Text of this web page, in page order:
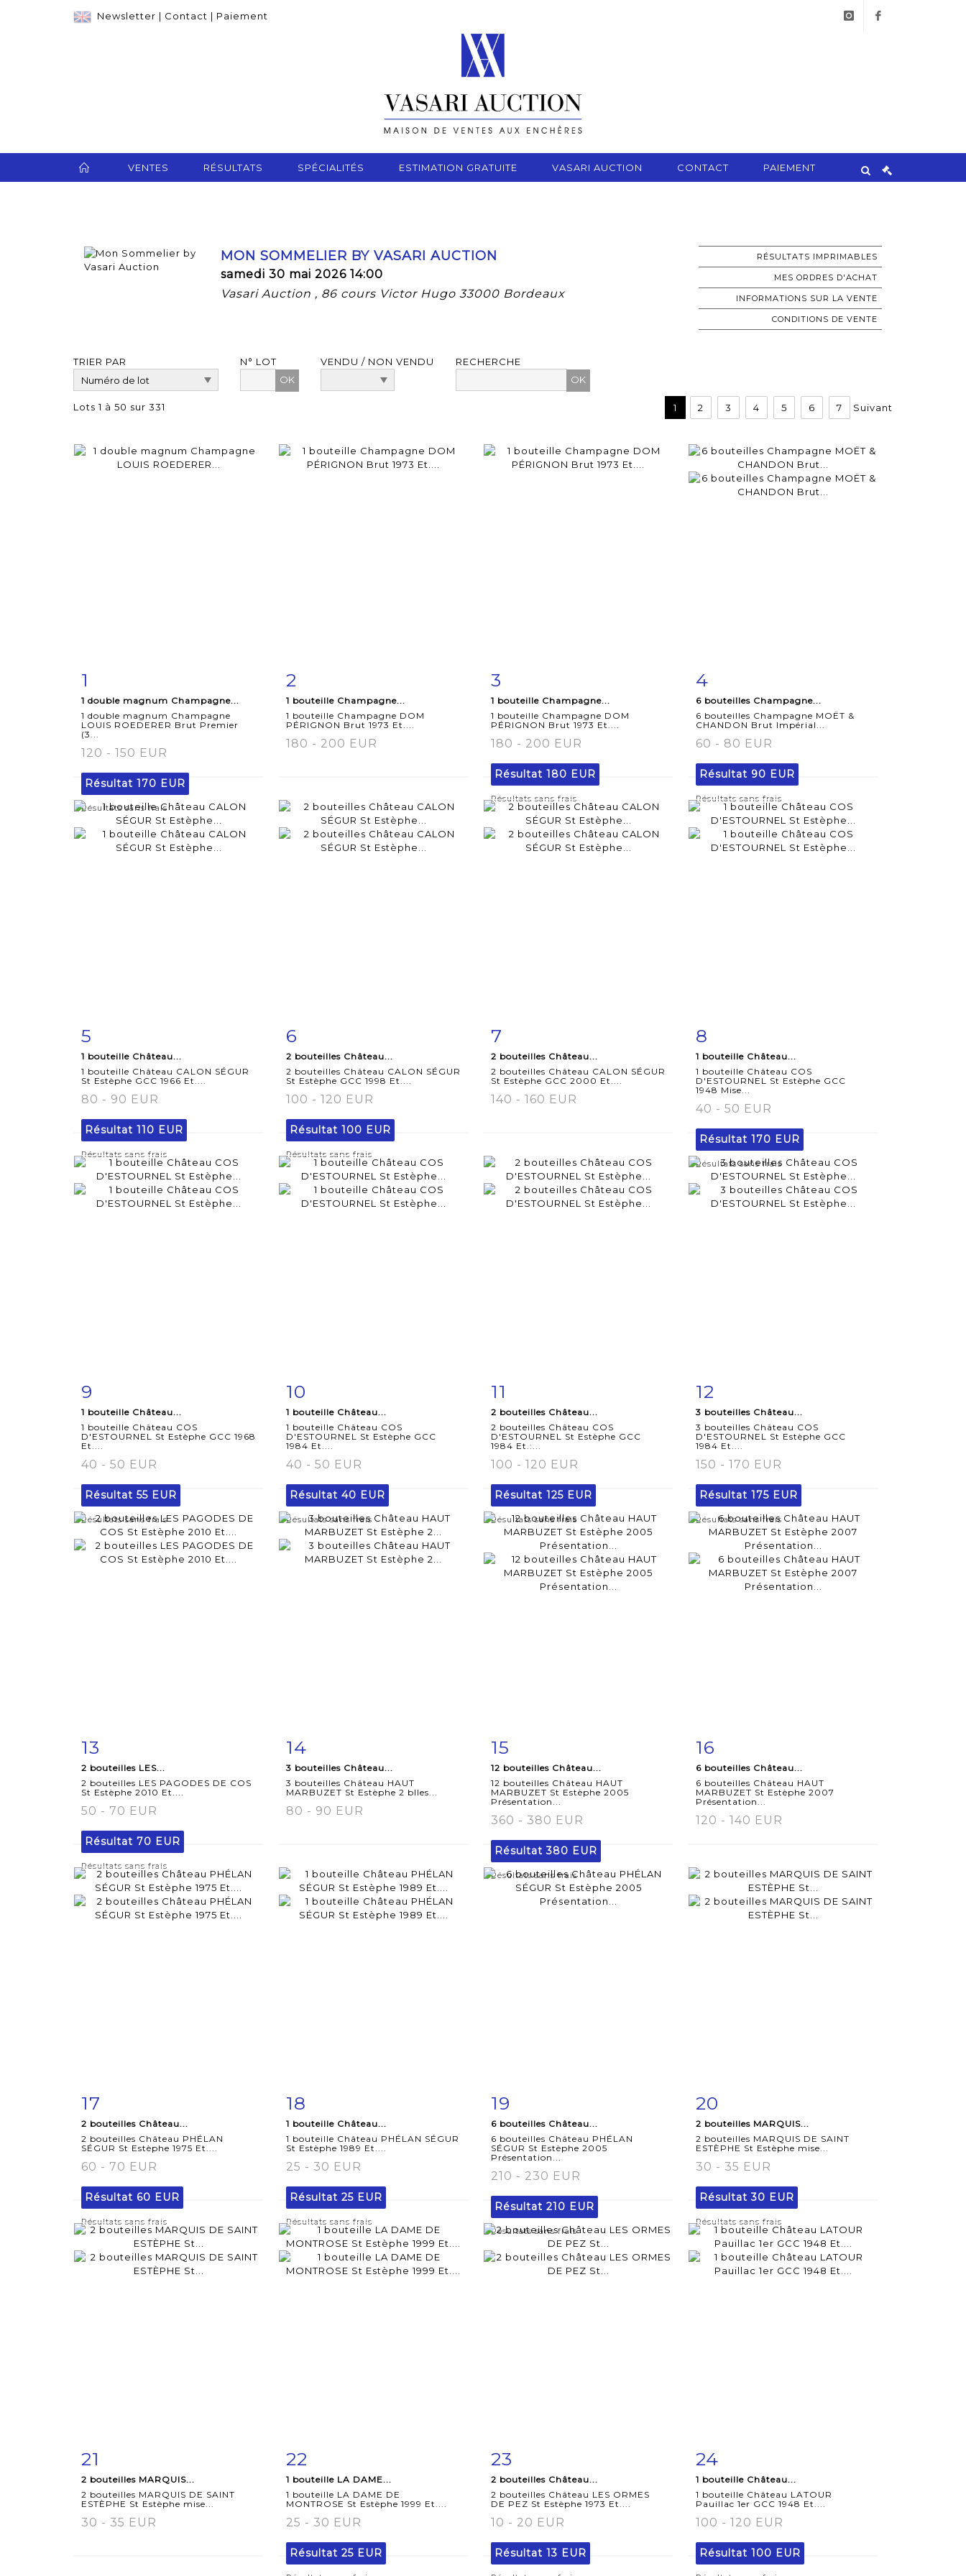
Newsletter | Contact | Paiement
VENTES RÉSULTATS SPÉCIALITÉS ESTIMATION GRATUITE VASARI AUCTION CONTACT PAIEMENT
MON SOMMELIER BY VASARI AUCTION
samedi 30 mai 2026 14:00
Vasari Auction , 86 cours Victor Hugo 33000 Bordeaux
RÉSULTATS IMPRIMABLES
MES ORDRES D'ACHAT
INFORMATIONS SUR LA VENTE
CONDITIONS DE VENTE
TRIER PAR
N° LOT
OK
VENDU / NON VENDU RECHERCHE
Lots 1 à 50 sur 331 1 2 3 4 5 6 7 Suivant
détaillée
1
1 double magnum Champagne...
1 double magnum Champagne
LOUIS ROEDERER Brut Premier
(3...
120 - 150 EUR
Résultat 170 EUR
Résultats sans frais
2
1 bouteille Champagne...
1 bouteille Champagne DOM
PÉRIGNON Brut 1973 Et....
180 - 200 EUR
3
1 bouteille Champagne...
1 bouteille Champagne DOM
PÉRIGNON Brut 1973 Et....
180 - 200 EUR
Résultat 180 EUR
Résultats sans frais
4
6 bouteilles Champagne...
6 bouteilles Champagne MOËT &
CHANDON Brut Impérial...
60 - 80 EUR
Résultat 90 EUR
Résultats sans frais
5
1 bouteille Château...
1 bouteille Château CALON SÉGUR
St Estèphe GCC 1966 Et....
80 - 90 EUR
Résultat 110 EUR
Résultats sans frais
6
2 bouteilles Château...
2 bouteilles Château CALON SÉGUR
St Estèphe GCC 1998 Et....
100 - 120 EUR
Résultat 100 EUR
Résultats sans frais
7
2 bouteilles Château...
2 bouteilles Château CALON SÉGUR
St Estèphe GCC 2000 Et....
140 - 160 EUR
8
1 bouteille Château...
1 bouteille Château COS
D'ESTOURNEL St Estèphe GCC
1948 Mise...
40 - 50 EUR
Résultat 170 EUR
Résultats sans frais
9
1 bouteille Château...
1 bouteille Château COS
D'ESTOURNEL St Estèphe GCC 1968
Et....
40 - 50 EUR
Résultat 55 EUR
Résultats sans frais
10
1 bouteille Château...
1 bouteille Château COS
D'ESTOURNEL St Estèphe GCC
1984 Et....
40 - 50 EUR
Résultat 40 EUR
Résultats sans frais
11
2 bouteilles Château...
2 bouteilles Château COS
D'ESTOURNEL St Estèphe GCC
1984 Et.:...
100 - 120 EUR
Résultat 125 EUR
Résultats sans frais
12
3 bouteilles Château...
3 bouteilles Château COS
D'ESTOURNEL St Estèphe GCC
1984 Et....
150 - 170 EUR
Résultat 175 EUR
Résultats sans frais
13
2 bouteilles LES...
2 bouteilles LES PAGODES DE COS
St Estèphe 2010 Et....
50 - 70 EUR
Résultat 70 EUR
Résultats sans frais
14
3 bouteilles Château...
3 bouteilles Château HAUT
MARBUZET St Estèphe 2 blles...
80 - 90 EUR
15
12 bouteilles Château...
12 bouteilles Château HAUT
MARBUZET St Estèphe 2005
Présentation...
360 - 380 EUR
Résultat380 EUR
Résultats sans frais
16
6 bouteilles Château...
6 bouteilles Château HAUT
MARBUZET St Estèphe 2007
Présentation...
120 - 140 EUR
17
2 bouteilles Château...
2 bouteilles Château PHÉLAN
SÉGUR St Estèphe 1975 Et....
60 - 70 EUR
Résultat 60 EUR
Résultats sans frais
18
1 bouteille Château...
1 bouteille Château PHÉLAN SÉGUR
St Estèphe 1989 Et....
25 - 30 EUR
Résultat 25 EUR
Résultats sans frais
19
6 bouteilles Château...
6 bouteilles Château PHÉLAN
SÉGUR St Estèphe 2005
Présentation...
210 - 230 EUR
Résultat 210 EUR
Résultats sans frais
20
2 bouteilles MARQUIS...
2 bouteilles MARQUIS DE SAINT
ESTÈPHE St Estèphe mise...
30 - 35 EUR
Résultat30 EUR
Résultats sans frais
21
2 bouteilles MARQUIS...
2 bouteilles MARQUIS DE SAINT
ESTÈPHE St Estèphe mise...
30 - 35 EUR
22
1 bouteille LA DAME...
1 bouteille LA DAME DE
MONTROSE St Estèphe 1999 Et....
25 - 30 EUR
Résultat 25 EUR
23
2 bouteilles Château...
2 bouteilles Château LES ORMES
DE PEZ St Estèphe 1973 Et....
10 - 20 EUR
Résultat 13 EUR
24
1 bouteille Château...
1 bouteille Château LATOUR
Pauillac 1er GCC 1948 Et....
100 - 120 EUR
Résultat 100 EUR